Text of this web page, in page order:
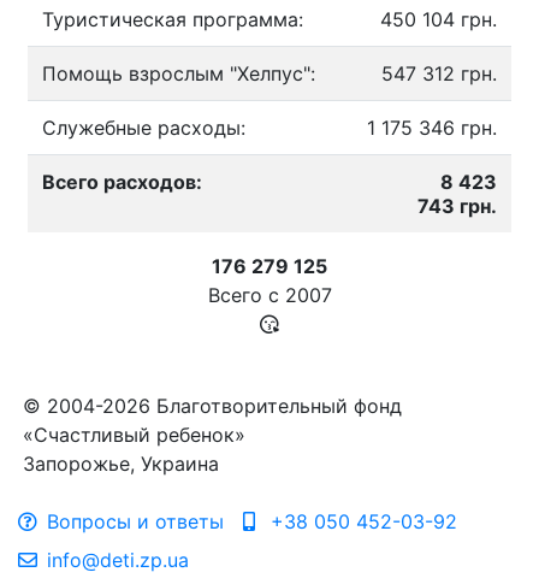
Туристическая программа: 450 104 грн.
Помощь взрослым "Хелпус": 547 312 грн.
Служебные расходы: 1 175 346 грн.
Всего расходов:
8 423
743 грн.
176 279 125
Всего с 2007
© 2004-2026 Благотворительный фонд
«Счастливый ребенок»
Запорожье, Украина
Вопросы и ответы
+38 050 452-03-92
info@deti.zp.ua